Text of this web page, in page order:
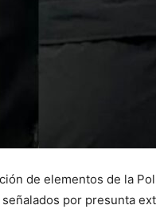
de elementos de la
por presunta